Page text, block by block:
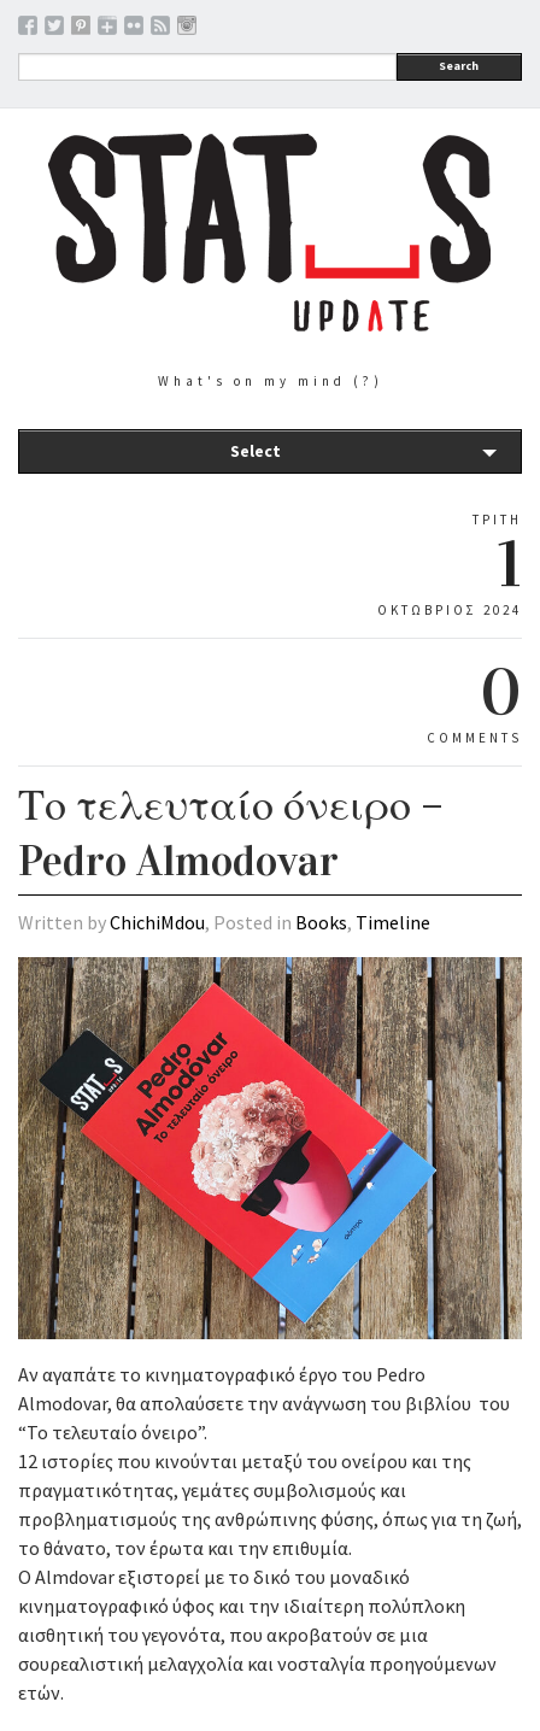
Search
What's on my mind (?)
Select
ΤΡΊΤΗ
1
ΟΚΤΏΒΡΙΟΣ 2024
0
COMMENTS
Το τελευταίο όνειρο –
Pedro Almodovar
Written byChichiMdou, Posted in Books, Timeline
Αν αγαπάτε το κινηματογραφικό έργο του Pedro
Almodovar, θα απολαύσετε την ανάγνωση του βιβλίου του
“Το τελευταίο όνειρο”.
12 ιστορίες που κινούνται μεταξύ του ονείρου και της
πραγματικότητας, γεμάτες συμβολισμούς και
προβληματισμούς της ανθρώπινης φύσης, όπως για τη ζωή,
το θάνατο, τον έρωτα και την επιθυμία.
Ο Almdovar εξιστορεί με το δικό του μοναδικό
κινηματογραφικό ύφος και την ιδιαίτερη πολύπλοκη
αισθητική του γεγονότα, που ακροβατούν σε μια
σουρεαλιστική μελαγχολία και νοσταλγία προηγούμενων
ετών.